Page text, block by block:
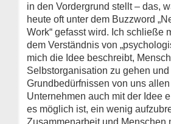
in den Vordergrund stellt – das,
heute oft unter dem Buzzword
Work“ gefasst wird. Ich schließe
dem Verständnis von
mich die Idee beschreibt,
Selbstorganisation zu gehen
Grundbedürfnissen von uns
Unternehmen auch mit der Idee
es möglich ist, ein wenig
Zusammenarbeit und Menschen